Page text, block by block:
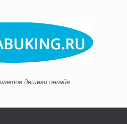
дешево онлайн